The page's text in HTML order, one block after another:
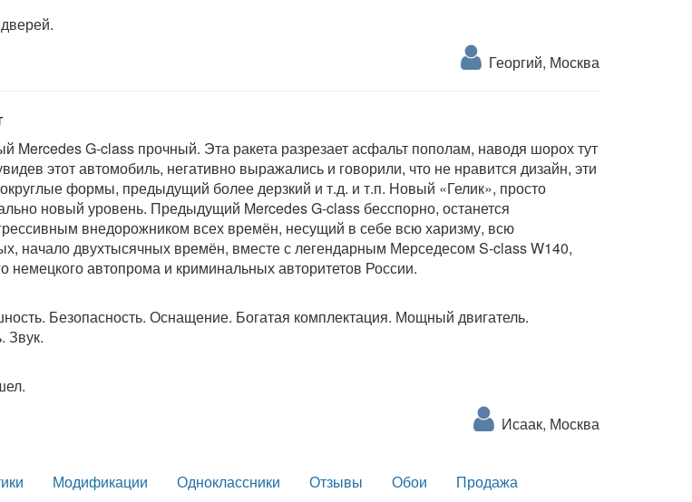
Георгий, Москва
G-class прочный. Эта ракета разрезает асфальт пополам, наводя шорох тут
этот автомобиль, негативно выражались и говорили, что не нравится дизайн, эти
формы, предыдущий более дерзкий и т.д. и т.п. Новый «Гелик», просто
новый уровень. Предыдущий Mercedes G-class бесспорно, останется
внедорожником всех времён, несущий в себе всю харизму, всю
начало двухтысячных времён, вместе с легендарным Мерседесом S-class W140,
немецкого автопрома и криминальных авторитетов России.
Безопасность. Оснащение. Богатая комплектация. Мощный двигатель.
Звук.
Исаак, Москва
Модификации Одноклассники Отзывы Обои Продажа